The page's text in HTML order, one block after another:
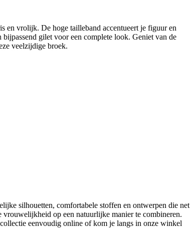
en vrolijk. De hoge tailleband accentueert je figuur en
gilet voor een complete look. Geniet van de
veelzijdige broek.
silhouetten, comfortabele stoffen en ontwerpen die net
op een natuurlijke manier te combineren.
eenvoudig online of kom je langs in onze winkel